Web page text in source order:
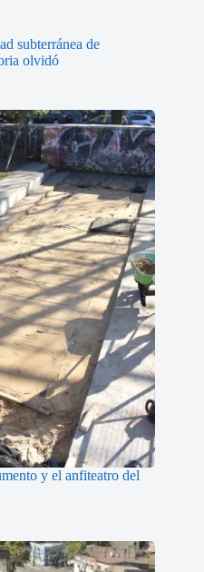
subterránea de
olvidó
y el anfiteatro del